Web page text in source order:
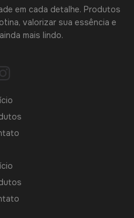
em cada detalhe. Produtos
valorizar sua essência e
mais lindo.